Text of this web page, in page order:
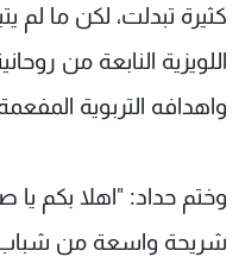
كثيرة تبدلت، لكن ما لم
اللويزية النابعة من
واهدافه التربوية
وختم حداد: "اهلا بكم يا
شريحة واسعة من شباب